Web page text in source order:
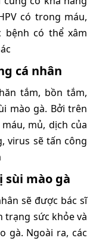
có trong máu,
bệnh có thể xâm
cá nhân
tắm, bồn tắm,
mào gà. Bởi trên
mủ, dịch của
virus sẽ tấn công
sùi mào gà
sẽ được bác sĩ
trạng sức khỏe và
gà. Ngoài ra, các